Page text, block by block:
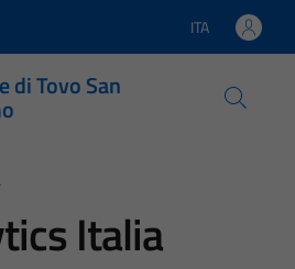
Lingua attiva:
ITA
di Tovo San
Italia